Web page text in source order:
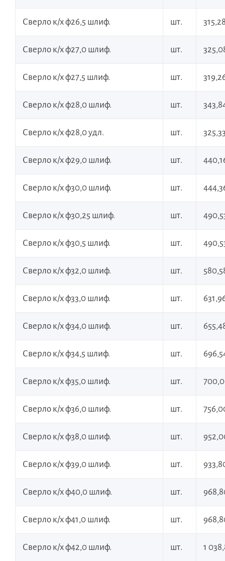
Сверло к/х ф26,5 шлиф. шт.
Сверло к/х ф27,0 шлиф. шт.
Сверло к/х ф27,5 шлиф. шт.
Сверло к/х ф28,0 шлиф. шт.
Сверло к/х ф28,0 удл. шт.
Сверло к/х ф29,0 шлиф. шт.
Сверло к/х ф30,0 шлиф. шт.
Сверло к/х ф30,25 шлиф. шт.
Сверло к/х ф30,5 шлиф. шт.
Сверло к/х ф32,0 шлиф. шт.
Сверло к/х ф33,0 шлиф. шт.
Сверло к/х ф34,0 шлиф. шт.
Сверло к/х ф34,5 шлиф. шт.
Сверло к/х ф35,0 шлиф. шт.
Сверло к/х ф36,0 шлиф. шт.
Сверло к/х ф38,0 шлиф. шт.
Сверло к/х ф39,0 шлиф. шт.
Сверло к/х ф40,0 шлиф. шт.
Сверло к/х ф41,0 шлиф. шт.
Сверло к/х ф42,0 шлиф. шт. 1